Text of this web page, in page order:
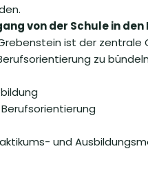
von der Schule in den
ist der
zu
und